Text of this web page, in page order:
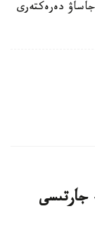
جاساۋ دەرەكتەرى
تەڭ جارتىسى